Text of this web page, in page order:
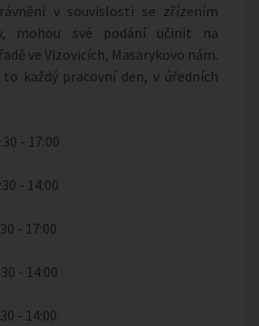
v souvislosti se zřízením
mohou své podání učinit na
ve Vizovicích, Masarykovo nám.
to každý pracovní den, v úředních
- 17:00
- 14:00
- 17:00
- 14:00
- 14:00.